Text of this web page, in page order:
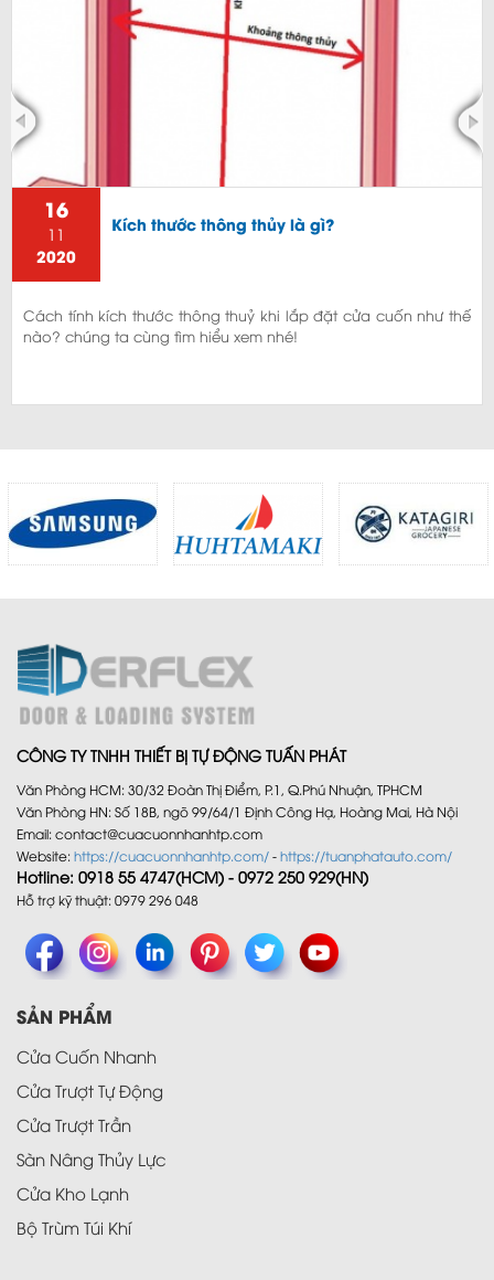
16
2020
Kích thước thông thủy là gì?
Cách tính kích thước thông thuỷ khi lắp đặt cửa cuốn như thế
nào? chúng ta cùng tìm hiểu xem nhé!
CÔNG TY TNHH THIẾT BỊ TỰ ĐỘNG TUẤN PHÁT
Văn Phòng HCM: 30/32 Đoàn Thị Điểm, P.1, Q.Phú Nhuận, TPHCM
Văn Phòng HN: Số 18B, ngõ 99/64/1 Định Công Hạ, Hoàng Mai, Hà Nội
Email: contact@cuacuonnhanhtp.com
Website: https://cuacuonnhanhtp.com/ - https://tuanphatauto.com/
Hotline: 0918 55 4747(HCM) - 0972 250 929(HN)
Hỗ trợ kỹ thuật: 0979 296 048
SẢN PHẨM
Cửa Cuốn Nhanh
Cửa Trượt Tự Động
Cửa Trượt Trần
Sàn Nâng Thủy Lực
Cửa Kho Lạnh
Bộ Trùm Túi Khí